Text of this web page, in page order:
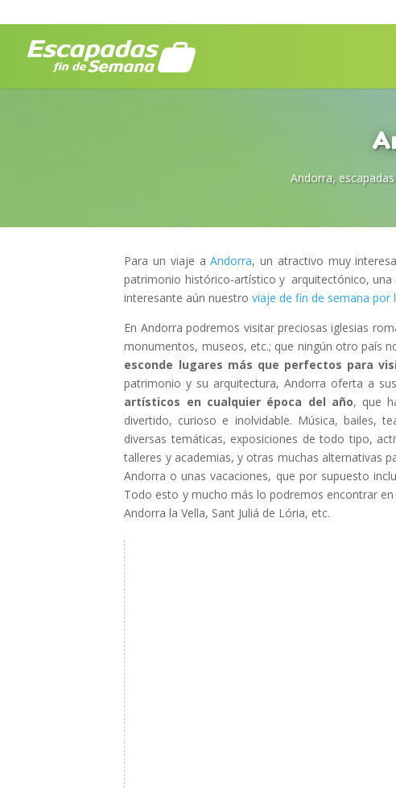
Andorra,
Para un viaje aAndorra, un atractivo muy
patrimonio histórico-artístico y arquitectónico,
interesante aún nuestroviaje de fin de semana por
En Andorra podremos visitar preciosas iglesias
monumentos, museos, etc.; que ningún otro país
esconde lugares más que perfectos para
patrimonio y su arquitectura, Andorra oferta a
artísticos en cualquier época del año, que
divertido, curioso e inolvidable. Música, bailes,
diversas temáticas, exposiciones de todo tipo,
talleres y academias, y otras muchas alternativas
Andorra o unas vacaciones, que por supuesto
Todo esto y mucho más lo podremos encontrar
Andorra la Vella, Sant Juliá de Lória, etc.